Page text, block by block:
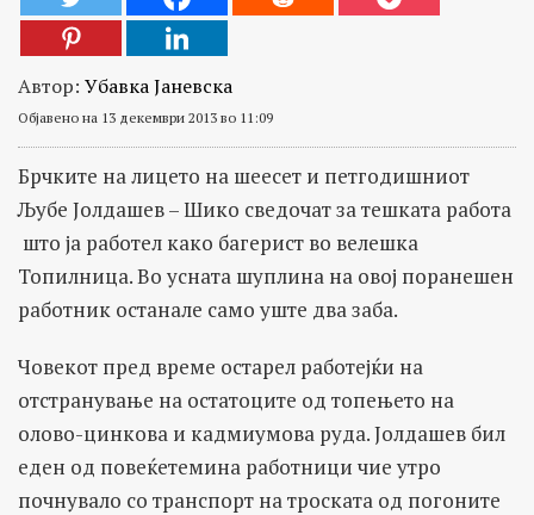
Автор: Убавка Јаневска
Објавено на 13 декември 2013 во 11:09
Брчките на лицето на шеесет и петгодишниот
Љубе Јолдашев – Шико сведочат за тешката работа
што ја работел како багерист во велешка
Топилница. Во усната шуплина на овој поранешен
работник останале само уште два заба.
Човекот пред време остарел работејќи на
отстранување на остатоците од топењето на
олово-цинкова и кадмиумова руда. Јолдашев бил
еден од повеќетемина работници чие утро
почнувало со транспорт на троската од погоните